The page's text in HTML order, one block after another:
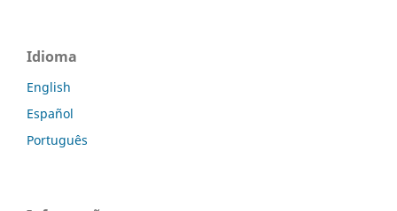
Idioma
English
Español
Português